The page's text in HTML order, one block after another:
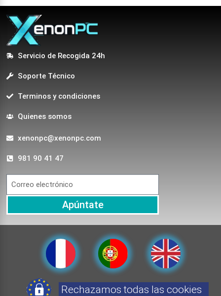
Servicio de Recogida 24h
Soporte Técnico
Terminos y condiciones
Quienes somos
xenonpc@xenonpc.com
981 90 41 47
Apúntate
Rechazamos todas las cookies